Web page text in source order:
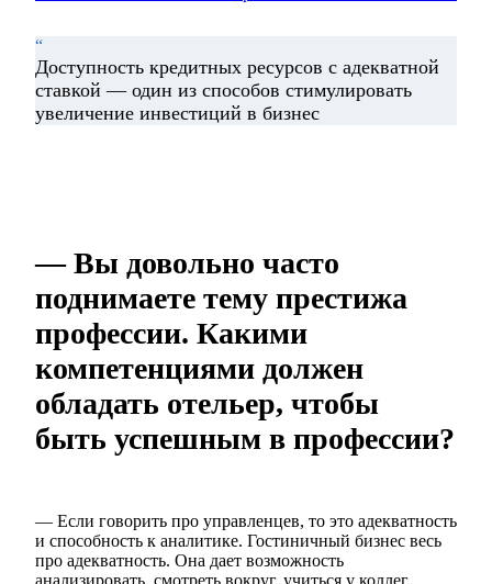
“
Доступность кредитных ресурсов с адекватной
ставкой — один из способов стимулировать
увеличение инвестиций в бизнес
— Вы довольно часто
поднимаете тему престижа
профессии. Какими
компетенциями должен
обладать отельер, чтобы
быть успешным в профессии?
— Если говорить про управленцев, то это адекватность
и способность к аналитике. Гостиничный бизнес весь
про адекватность. Она дает возможность
анализировать, смотреть вокруг, учиться у коллег,